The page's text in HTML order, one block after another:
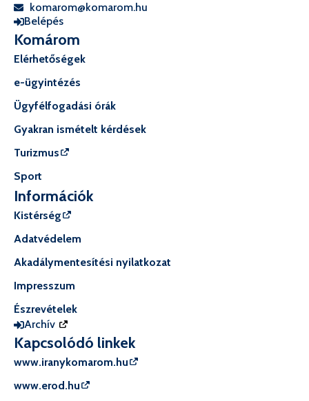
komarom@komarom.hu
Belépés
Komárom
Elérhetőségek
e-ügyintézés
Ügyfélfogadási órák
Gyakran ismételt kérdések
Turizmus
Sport
Információk
Kistérség
Adatvédelem
Akadálymentesítési nyilatkozat
Impresszum
Észrevételek
Archív
Kapcsolódó linkek
www.iranykomarom.hu
www.erod.hu